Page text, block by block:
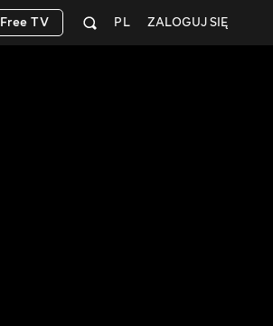
ZALOGUJ SIĘ
PL
Free TV